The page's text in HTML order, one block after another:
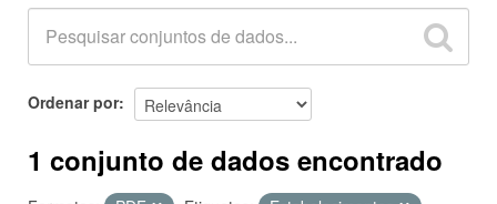
Ordenar por
1 conjunto de dados encontrado